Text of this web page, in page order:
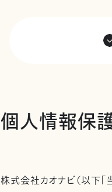
個人情報保
株式会社カオナビ（以下「